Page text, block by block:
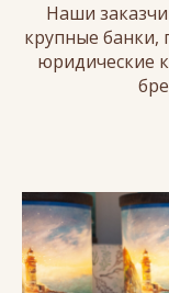
Наши
крупные
юридические